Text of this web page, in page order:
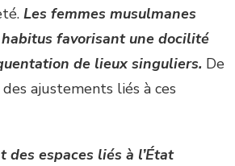
Les femmes musulmanes
favorisant une docilité
de lieux singuliers. De
ajustements liés à ces
espaces liés à l’État